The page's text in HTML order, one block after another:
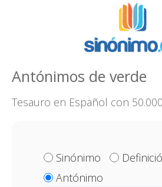
Antónimos de verde
Tesauro en Español con
Sinónimo
Antónimo